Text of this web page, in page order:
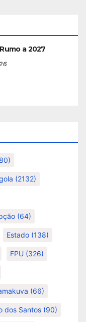
a 2027
(2132)
(64)
Estado (138)
FPU (326)
(66)
dos Santos (90)